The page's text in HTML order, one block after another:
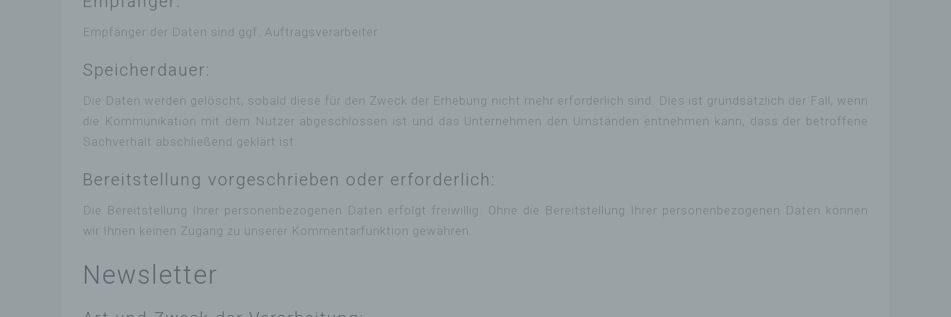
Empfänger der Daten sind ggf. Auftragsverarbeiter.
Speicherdauer:
Die Daten werden gelöscht, sobald diese für den Zweck der Erhebung nicht mehr erforderlich sind. Dies ist grundsätzlich der Fall, wenn
die Kommunikation mit dem Nutzer abgeschlossen ist und das Unternehmen den Umständen entnehmen kann, dass der betroffene
Sachverhalt abschließend geklärt ist.
Bereitstellung vorgeschrieben oder erforderlich:
Die Bereitstellung Ihrer personenbezogenen Daten erfolgt freiwillig. Ohne die Bereitstellung Ihrer personenbezogenen Daten können
wir Ihnen keinen Zugang zu unserer Kommentarfunktion gewähren.
Newsletter
d) Einschränkung der Verarbeitung
e) Profiling
personenbezogenen Daten verwendet werden, um bestimmte
beziehen, zu bewerten, insbesondere, um Aspekte bezüglich
Vorlieben, Interessen, Zuverlässigkeit, Verhalten, Aufenthaltsort